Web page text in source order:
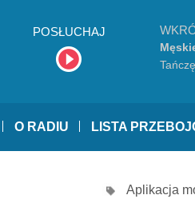
POSŁUCHAJ
2026
O RADIU LISTA
Aplikacja